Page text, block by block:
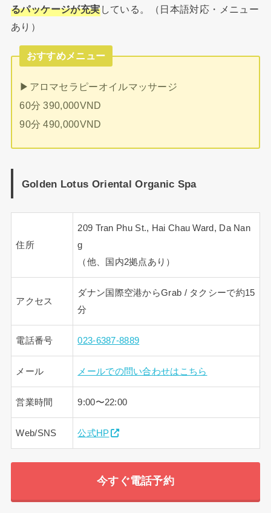
るパッケージが充実している。（日本語対応・メニュー
あり）
おすすめメニュー
▶︎アロマセラピーオイルマッサージ
60分 390,000VND
90分 490,000VND
Golden Lotus Oriental Organic Spa
住所
209 Tran Phu St., Hai Chau Ward, Da Nan
g
（他、国内2拠点あり）
アクセス
ダナン国際空港からGrab / タクシーで約15
分
電話番号 023-6387-8889
メール メールでの問い合わせはこちら
営業時間 9:00〜22:00
Web/SNS 公式HP
今すぐ電話予約